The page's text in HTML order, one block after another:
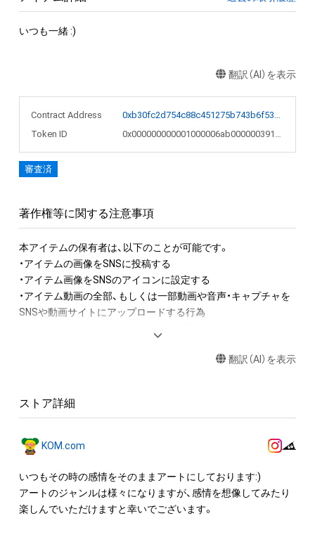
いつも一緒 :)
翻訳（AI）を表示
Contract Address
Token ID
審査済
著作権等に関する注意事項
本アイテムの保有者は、以下のことが可能です。
・アイテムの画像をSNSに投稿する
・アイテム画像をSNSのアイコンに設定する
・アイテム動画の全部、もしくは一部動画や音声・キャプチャを
SNSや動画サイトにアップロードする行為
・アイテムの画像を使用してメッセージカードを制作し友達に
アイテムに関する注意事項
ロゴ等を含みますがこれらに限られません。)にかかる知的財産
権(著作権、特許権、実用新案権、商標権、意匠権その他の知的財
産権(それらの権利を取得し、又はそれらの権利につき登録等を
出願する権利を含みます。)を意味します。)は、本アイテムの著
作権を有する方、著作隣接権の権利者またはその管理委託を受
翻訳（AI）を表示
ストア詳細
KOM.com
いつもその時の感情をそのままアートにしております:)
アートのジャンルは様々になりますが、感情を想像してみたり
楽しんでいただけますと幸いでございます。